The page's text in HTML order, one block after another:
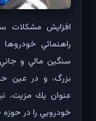
افزايش مشكلات
راهنمائي
سنگين مالي و
بزرگ، و در عين
عنوان يك مزيت،
خودرويي را در